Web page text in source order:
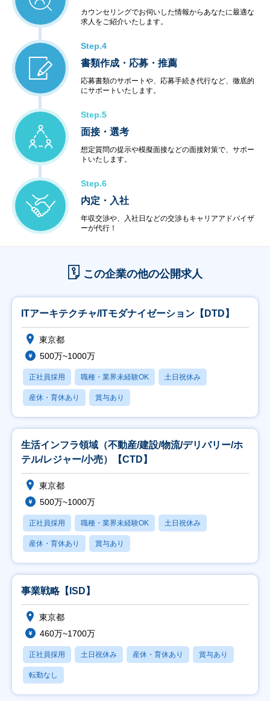
カウンセリングでお伺いした情報からあなたに最適な
求人をご紹介いたします。
Step.4
書類作成・応募・推薦
応募書類のサポートや、応募手続き代行など、徹底的
にサポートいたします。
Step.5
面接・選考
想定質問の提示や模擬面接などの面接対策で、サポー
トいたします。
Step.6
内定・入社
年収交渉や、入社日などの交渉もキャリアアドバイザ
ーが代行！
この企業の他の公開求人
ITアーキテクチャ/ITモダナイゼーション【DTD】
東京都
500万~1000万
正社員採用 職種・業界未経験OK 土日祝休み
産休・育休あり 賞与あり
生活インフラ領域（不動産/建設/物流/デリバリー/ホ
テル/レジャー/小売）【CTD】
東京都
500万~1000万
正社員採用 職種・業界未経験OK 土日祝休み
産休・育休あり 賞与あり
事業戦略【ISD】
東京都
460万~1700万
正社員採用 土日祝休み 産休・育休あり 賞与あり
転勤なし